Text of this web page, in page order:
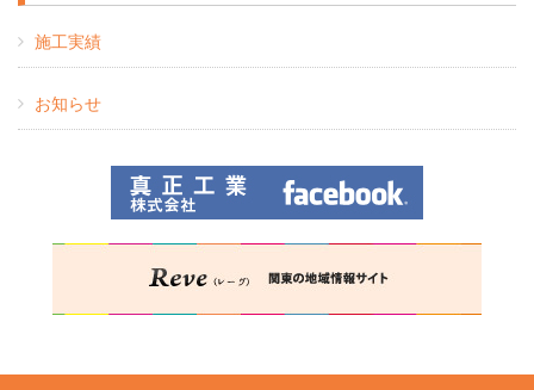
施工実績
お知らせ